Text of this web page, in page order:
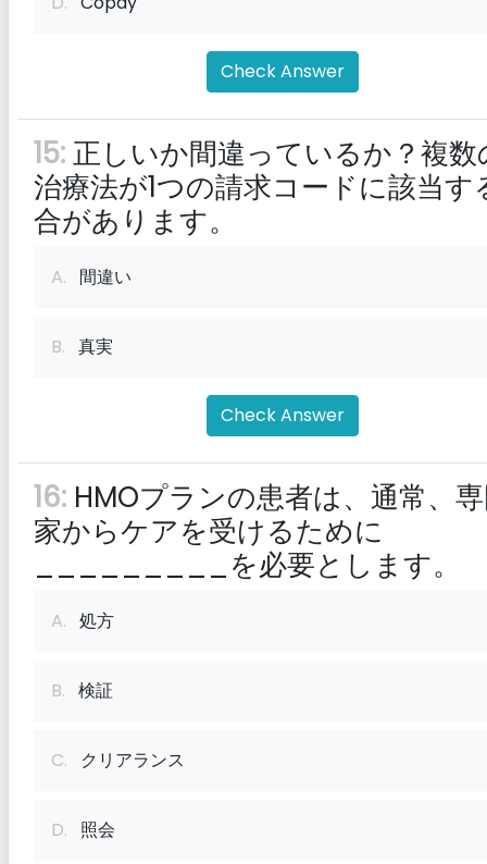
Check Answer
15:正しいか間違っているか？複数
治療法が1つの請求コードに該当す
合があります。
A. 間違い
B. 真実
Check Answer
16: HMOプランの患者は、通常、
家からケアを受けるために
_________を必要とします。
A. 処方
B. 検証
C. クリアランス
D. 照会